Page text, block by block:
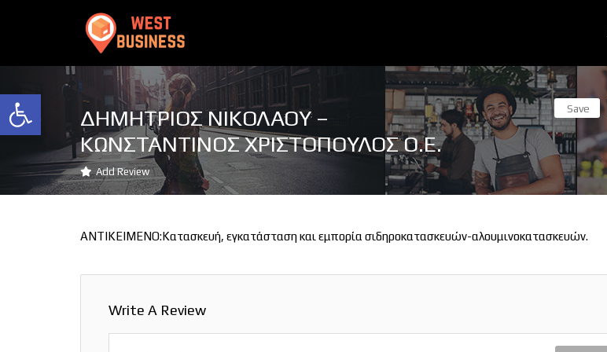
Ανοίξτε τη γραμμή εργαλείων
ΔΗΜΗΤΡΙΟΣ ΝΙΚΟΛΑΟΥ –
ΚΩΝΣΤΑΝΤΙΝΟΣ ΧΡΙΣΤΟΠΟΥΛΟΣ Ο.Ε.
Add Review
Save
ΑΝΤΙΚΕΙΜΕΝΟ:Κατασκευή, εγκατάσταση και εμπορία σιδηροκατασκευών-αλουμινοκατασκευών.
Write A Review